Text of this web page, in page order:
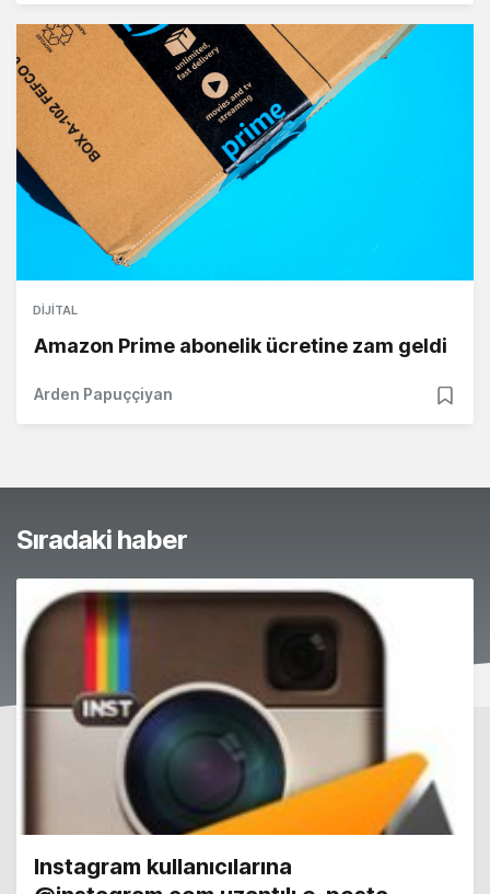
DIJITAL
Amazon Prime abonelik ücretine zam geldi
Arden Papuççiyan
Sıradaki haber
Instagram kullanıcılarına